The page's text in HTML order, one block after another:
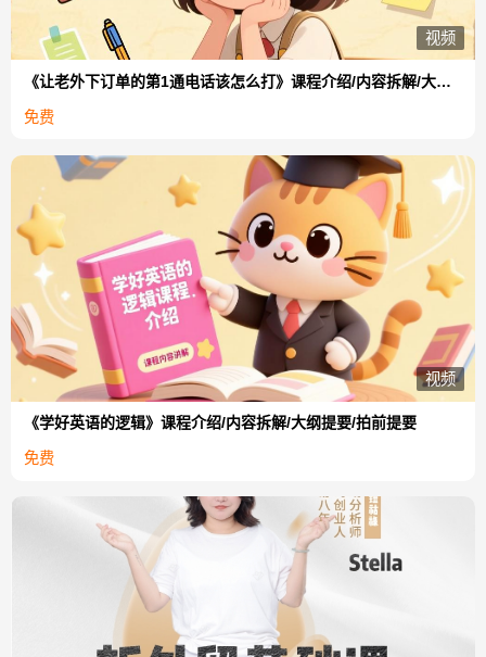
视频
《让老外下订单的第1通电话该怎么打》课程介绍/内容拆解/大纲提要/拍前提要
免费
视频
《学好英语的逻辑》课程介绍/内容拆解/大纲提要/拍前提要
免费